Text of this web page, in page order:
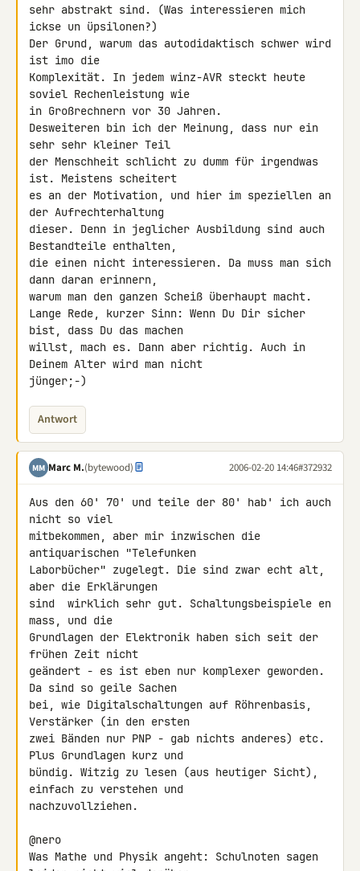
sehr abstrakt sind. (Was interessieren mich
ickse un üpsilonen?)
Der Grund, warum das autodidaktisch schwer wird
ist imo die
Komplexität. In jedem winz-AVR steckt heute
soviel Rechenleistung wie
in Großrechnern vor 30 Jahren.
Desweiteren bin ich der Meinung, dass nur ein
sehr sehr kleiner Teil
der Menschheit schlicht zu dumm für irgendwas
ist. Meistens scheitert
es an der Motivation, und hier im speziellen an
der Aufrechterhaltung
dieser. Denn in jeglicher Ausbildung sind auch
Bestandteile enthalten,
die einen nicht interessieren. Da muss man sich
dann daran erinnern,
warum man den ganzen Scheiß überhaupt macht.
Lange Rede, kurzer Sinn: Wenn Du Dir sicher
bist, dass Du das machen
willst, mach es. Dann aber richtig. Auch in
Deinem Alter wird man nicht
jünger;-)
Antwort
MM Marc M.(bytewood) 2006-02-20 14:46#372932
Aus den 60' 70' und teile der 80' hab' ich auch
nicht so viel
mitbekommen, aber mir inzwischen die
antiquarischen "Telefunken
Laborbücher" zugelegt. Die sind zwar echt alt,
aber die Erklärungen
sind  wirklich sehr gut. Schaltungsbeispiele en
mass, und die
Grundlagen der Elektronik haben sich seit der
frühen Zeit nicht
geändert - es ist eben nur komplexer geworden.
Da sind so geile Sachen
bei, wie Digitalschaltungen auf Röhrenbasis,
Verstärker (in den ersten
zwei Bänden nur PNP - gab nichts anderes) etc.
Plus Grundlagen kurz und
bündig. Witzig zu lesen (aus heutiger Sicht),
einfach zu verstehen und
nachzuvollziehen.
@nero
Was Mathe und Physik angeht: Schulnoten sagen